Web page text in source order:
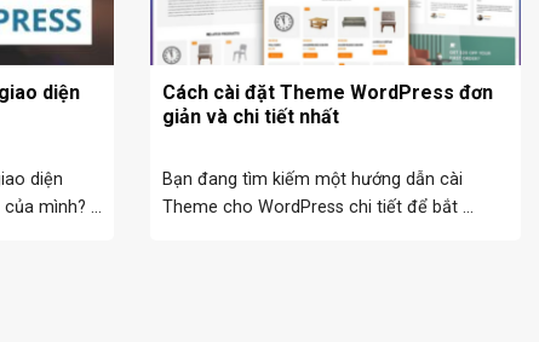
diện
diện
mình? ...
Cách cài đặt Theme WordPress đơn
giản và chi tiết nhất
Bạn đang tìm kiếm một hướng dẫn cài
Theme cho WordPress chi tiết để bắt ...